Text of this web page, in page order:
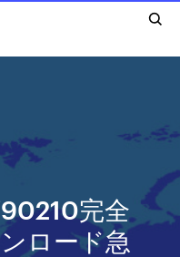
完全
ロード急